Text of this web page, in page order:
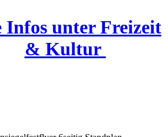
Infos unter Freizeit
& Kultur